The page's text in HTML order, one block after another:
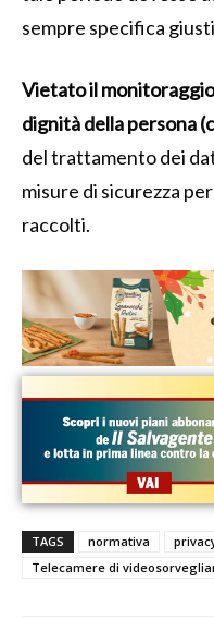
sempre specifica
Vietato il
dignità della persona
del trattamento dei
misure di sicurezza
raccolti.
TAGS normativa
Telecamere di